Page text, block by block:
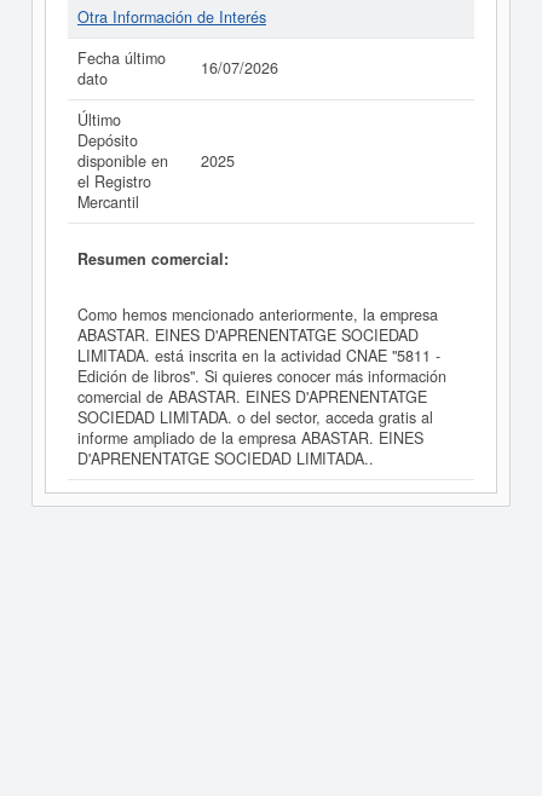
Otra Información de Interés
Fecha último
dato
16/07/2026
Último
Depósito
disponible en
el Registro
Mercantil
2025
Resumen comercial:
Como hemos mencionado anteriormente, la empresa
ABASTAR. EINES D'APRENENTATGE SOCIEDAD
LIMITADA. está inscrita en la actividad CNAE "5811 -
Edición de libros". Si quieres conocer más información
comercial de ABASTAR. EINES D'APRENENTATGE
SOCIEDAD LIMITADA. o del sector, acceda gratis al
informe ampliado de la empresa ABASTAR. EINES
D'APRENENTATGE SOCIEDAD LIMITADA..